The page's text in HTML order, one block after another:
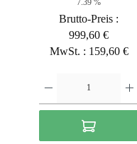
Brutto-Preis :
999,60 €
MwSt. : 159,60 €